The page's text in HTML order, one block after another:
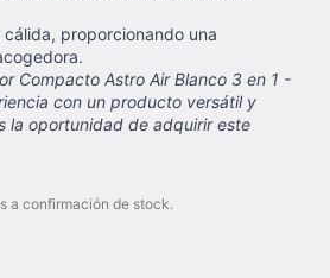
proporcionando una
Compacto Astro Air Blanco 3 en 1 -
con un producto versátil y
la oportunidad de adquirir este
a confirmación de stock.